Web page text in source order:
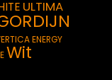
ULTIMA
ENERGY
Wit